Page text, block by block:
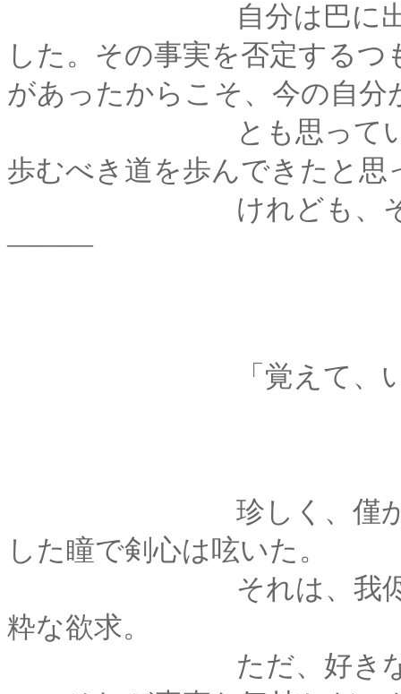
自分は巴に出会って
した。その事実を否定する
があったからこそ、今の自分
とも思っている。そ
歩むべき道を歩んできたと思
けれども、そう判っ
―――
「覚えて、いたか
珍しく、僅かの酒で
した瞳で剣心は呟いた。
それは、我侭とも
粋な欲求。
ただ、好きなひとと